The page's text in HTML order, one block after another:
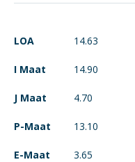
Meer
LOA 14.63
I Maat 14.90
J Maat 4.70
P-Maat 13.10
E-Maat 3.65